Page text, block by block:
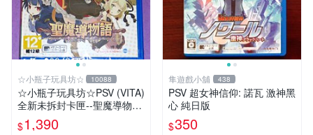
☆小瓶子玩具坊☆ 10088
☆小瓶子玩具坊☆PSV (VITA)
全新未拆封卡匣--聖魔導物語
(日版)
$1,390
隼遊戲小舖 438
PSV 超女神信仰: 諾瓦 激神黑
心 純日版
$350